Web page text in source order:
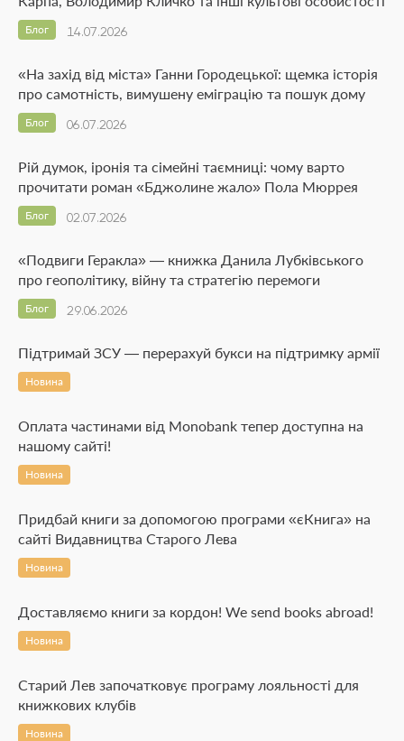
14.07.2026
Блог
«На захід від міста» Ганни Городецької: щемка історія
про самотність, вимушену еміграцію та пошук дому
06.07.2026
Блог
Рій думок, іронія та сімейні таємниці: чому варто
прочитати роман «Бджолине жало» Пола Мюррея
02.07.2026
Блог
«Подвиги Геракла» — книжка Данила Лубківського
про геополітику, війну та стратегію перемоги
29.06.2026
Блог
Підтримай ЗСУ — перерахуй букси на підтримку армії
Новина
Оплата частинами від Monobank тепер доступна на
нашому сайті!
Новина
Придбай книги за допомогою програми «єКнига» на
сайті Видавництва Старого Лева
Новина
Доставляємо книги за кордон! We send books abroad!
Новина
Старий Лев започатковує програму лояльності для
книжкових клубів
Новина